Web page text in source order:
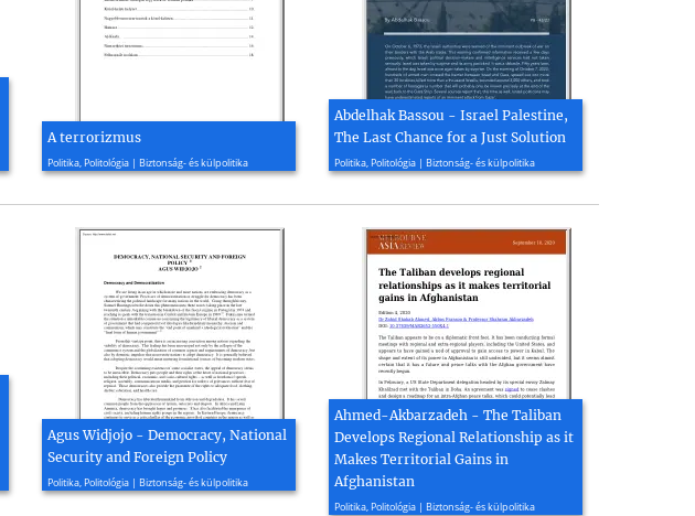
A terrorizmus
Politika, Politológia | Biztonság- és külpolitika
2003, 18 oldal
Abdelhak Bassou - Israel Palestine,
The Last Chance for a Just Solution
Politika, Politológia | Biztonság- és külpolitika
2023, 9 oldal
Agus Widjojo - Democracy, National
Security and Foreign Policy
Politika, Politológia | Biztonság- és külpolitika
2005, 9 oldal
Ahmed-Akbarzadeh - The Taliban
Develops Regional Relationship as it
Makes Territorial Gains in
Afghanistan
Politika, Politológia | Biztonság- és külpolitika
2020, 7 oldal